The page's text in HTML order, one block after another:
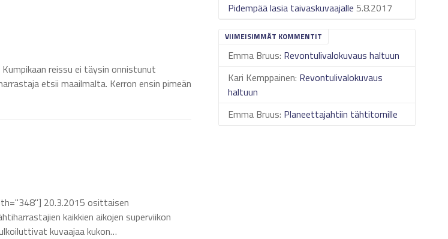
Pidempää lasia taivaskuvaajalle 5.8.2017
VIIMEISIMMÄT KOMMENTIT
Emma Bruus: Revontulivalokuvaus haltuun
Kari Kemppainen: Revontulivalokuvaus
haltuun
Emma Bruus: Planeettajahtiin tähtitornille
reissu ei täysin onnistunut
etsii maailmalta. Kerron ensin pimeän
20.3.2015 osittaisen
kaikkien aikojen superviikon
kuvaajaa kukon…